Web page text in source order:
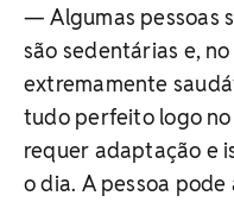
— Algumas pessoas
são sedentárias e,
extremamente
tudo perfeito logo no
requer adaptação e
o dia. A pessoa